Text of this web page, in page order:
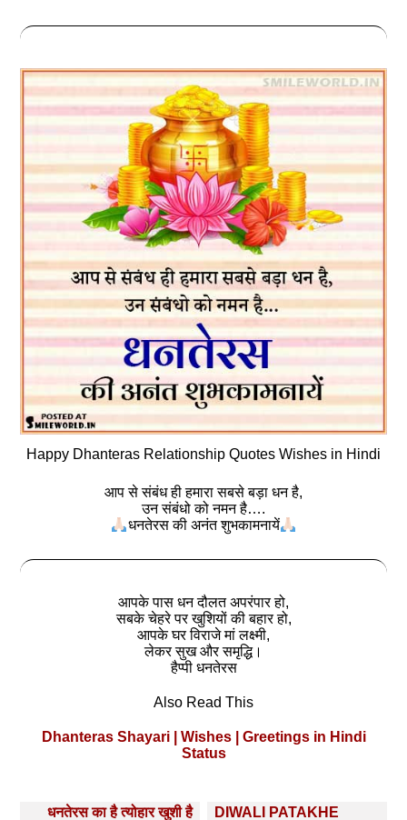
Happy Dhanteras Relationship Quotes Wishes in Hindi
आप से संबंध ही हमारा सबसे बड़ा धन है,
उन संबंधो को नमन है….
धनतेरस की अनंत शुभकामनायें
आपके पास धन दौलत अपरंपार हो,
सबके चेहरे पर खुशियों की बहार हो,
आपके घर विराजे मां लक्ष्मी,
लेकर सुख और समृद्धि।
हैप्पी धनतेरस
Also Read This
Dhanteras Shayari | Wishes | Greetings in Hindi
Status
Postधनतेरस का है त्योहार खुशी है DIWALI PATAKHE